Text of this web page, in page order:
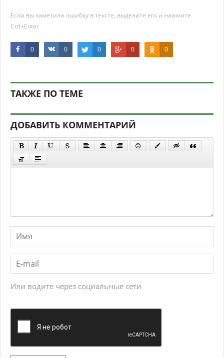
Если вы заметили ошибку в тексте, выделите его и нажмите
Ctrl+Enter
0 0 0 0 0
ТАКЖЕ ПО ТЕМЕ
ДОБАВИТЬ КОММЕНТАРИЙ
Или водите через социальные сети